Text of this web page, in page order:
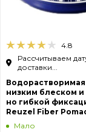
4.8
Рассчитываем
доставки...
низким блеском и
но гибкой
Reuzel Fiber
Мало